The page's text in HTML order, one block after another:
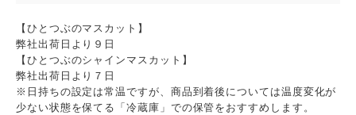
【ひとつぶのマスカット】
弊社出荷日より９日
【ひとつぶのシャインマスカット】
弊社出荷日より７日
※日持ちの設定は常温ですが、商品到着後については温度変化が
少ない状態を保てる「冷蔵庫」での保管をおすすめします。